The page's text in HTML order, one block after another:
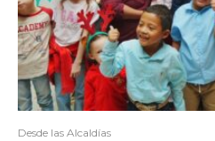
Desde las Alcaldías